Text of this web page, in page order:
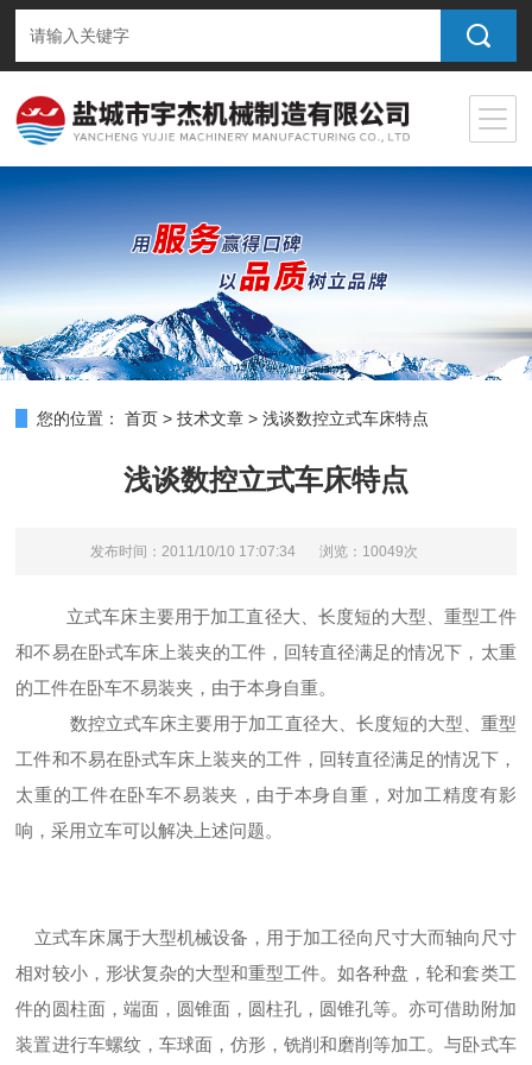
您的位置： 首页 >技术文章 >浅谈数控立式车床特点
浅谈数控立式车床特点
发布时间：2011/10/10 17:07:34 浏览：10049次
立式车床主要用于加工直径大、长度短的大型、重型工件
和不易在卧式车床上装夹的工件，回转直径满足的情况下，太重
的工件在卧车不易装夹，由于本身自重。
数控立式车床主要用于加工直径大、长度短的大型、重型
工件和不易在卧式车床上装夹的工件，回转直径满足的情况下，
太重的工件在卧车不易装夹，由于本身自重，对加工精度有影
响，采用立车可以解决上述问题。
立式车床属于大型机械设备，用于加工径向尺寸大而轴向尺寸
相对较小，形状复杂的大型和重型工件。如各种盘，轮和套类工
件的圆柱面，端面，圆锥面，圆柱孔，圆锥孔等。亦可借助附加
装置进行车螺纹，车球面，仿形，铣削和磨削等加工。与卧式车